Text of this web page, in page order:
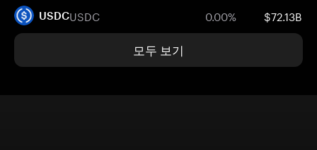
USDCUSDC 0.00% $72.13B
모두 보기